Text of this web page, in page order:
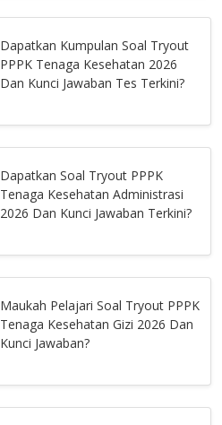
Dapatkan Kumpulan Soal Tryout
PPPK Tenaga Kesehatan 2026
Dan Kunci Jawaban Tes Terkini?
Dapatkan Soal Tryout PPPK
Tenaga Kesehatan Administrasi
2026 Dan Kunci Jawaban Terkini?
Maukah Pelajari Soal Tryout PPPK
Tenaga Kesehatan Gizi 2026 Dan
Kunci Jawaban?